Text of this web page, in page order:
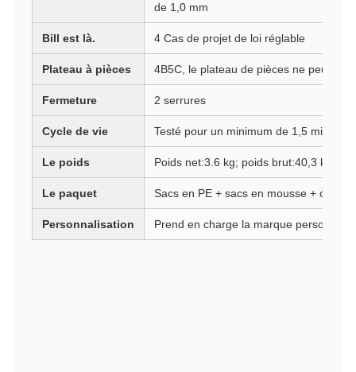
de 1,0 mm
Bill est là. 4 Cas de projet de loi réglable
Plateau à pièces 4B5C, le plateau de pièces ne peut pas
Fermeture 2 serrures
Cycle de vie Testé pour un minimum de 1,5 million
Le poids Poids net:3.6 kg; poids brut:40,3 kg
Le paquet Sacs en PE + sacs en mousse + carton
Personnalisation Prend en charge la marque